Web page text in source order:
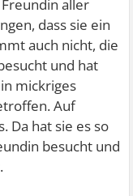
aller
dass sie ein
auch nicht, die
und hat
mickriges
Auf
Da hat sie es so
besucht und